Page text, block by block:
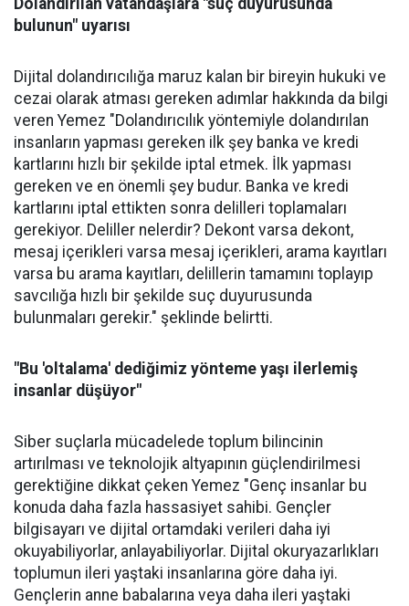
Dolandırılan vatandaşlara "suç duyurusunda
bulunun" uyarısı
Dijital dolandırıcılığa maruz kalan bir bireyin hukuki ve
cezai olarak atması gereken adımlar hakkında da bilgi
veren Yemez "Dolandırıcılık yöntemiyle dolandırılan
insanların yapması gereken ilk şey banka ve kredi
kartlarını hızlı bir şekilde iptal etmek. İlk yapması
gereken ve en önemli şey budur. Banka ve kredi
kartlarını iptal ettikten sonra delilleri toplamaları
gerekiyor. Deliller nelerdir? Dekont varsa dekont,
mesaj içerikleri varsa mesaj içerikleri, arama kayıtları
varsa bu arama kayıtları, delillerin tamamını toplayıp
savcılığa hızlı bir şekilde suç duyurusunda
bulunmaları gerekir." şeklinde belirtti.
"Bu 'oltalama' dediğimiz yönteme yaşı ilerlemiş
insanlar düşüyor"
Siber suçlarla mücadelede toplum bilincinin
artırılması ve teknolojik altyapının güçlendirilmesi
gerektiğine dikkat çeken Yemez "Genç insanlar bu
konuda daha fazla hassasiyet sahibi. Gençler
bilgisayarı ve dijital ortamdaki verileri daha iyi
okuyabiliyorlar, anlayabiliyorlar. Dijital okuryazarlıkları
toplumun ileri yaştaki insanlarına göre daha iyi.
Gençlerin anne babalarına veya daha ileri yaştaki